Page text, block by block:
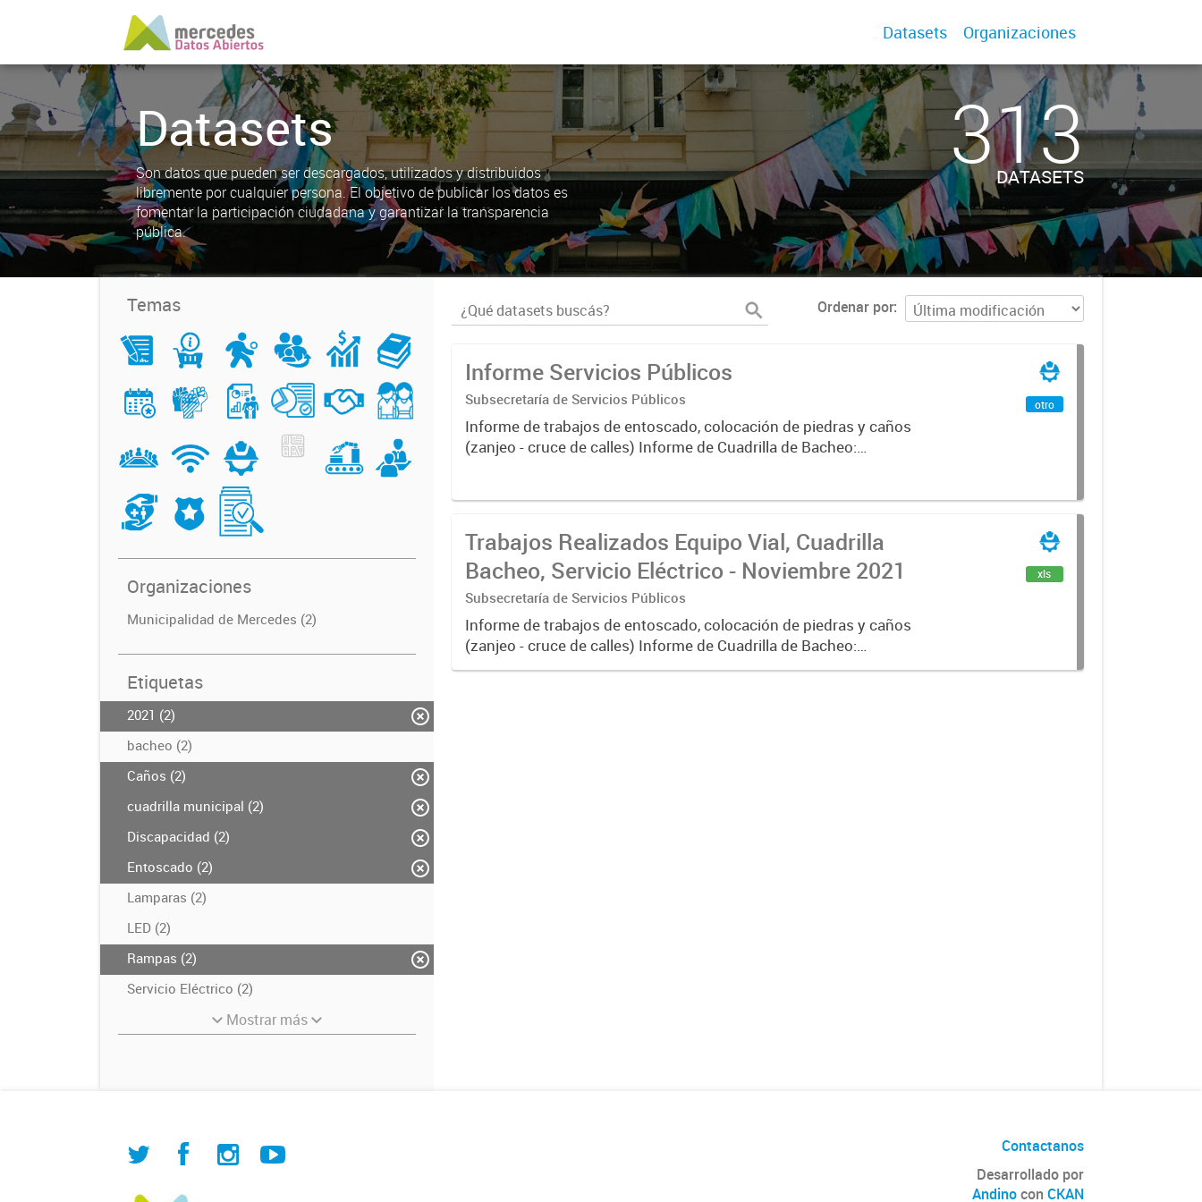
Datasets Organizaciones
Datasets
Son datos que pueden ser descargados, utilizados y distribuidos
libremente por cualquier persona. El objetivo de publicar los datos es
fomentar la participación ciudadana y garantizar la transparencia
pública.
313
DATASETS
Temas
Organizaciones
Municipalidad de Mercedes (2)
Etiquetas
2021 (2)
bacheo (2)
Caños (2)
cuadrilla municipal (2)
Discapacidad (2)
Entoscado (2)
Lamparas (2)
LED (2)
Rampas (2)
Servicio Eléctrico (2)
Mostrar más
Ordenar por
Informe Servicios Públicos
Subsecretaría de Servicios Públicos
Informe de trabajos de entoscado, colocación de piedras y caños
(zanjeo - cruce de calles) Informe de Cuadrilla de Bacheo:
otro
Trabajos Realizados Equipo Vial, Cuadrilla
Bacheo, Servicio Eléctrico - Noviembre 2021
Subsecretaría de Servicios Públicos
Informe de trabajos de entoscado, colocación de piedras y caños
(zanjeo - cruce de calles) Informe de Cuadrilla de Bacheo:
albañilería y construcción, colocación de tapa registro,
xls
Contactanos
Desarrollado por
Andinocon CKAN